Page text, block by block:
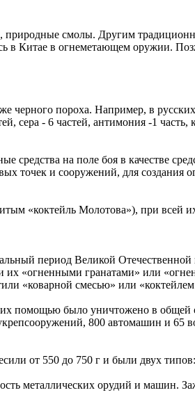
природные смолы. Другим
в Китае в огнеметающем оружии.
черного пороха. Например, в русских
сера - 6 частей, антимония -1 часть,
на поле боя в качестве
точек и сооружений, для создания
«коктейль Молотова»), при всей
период Великой
их «огненными гранатами» или
«коварной смесью» или «коктейлем
помощью было уничтожено в общей
800 автомашин и 65
от 550 до 750 г и были двух
металлических орудий и машин.